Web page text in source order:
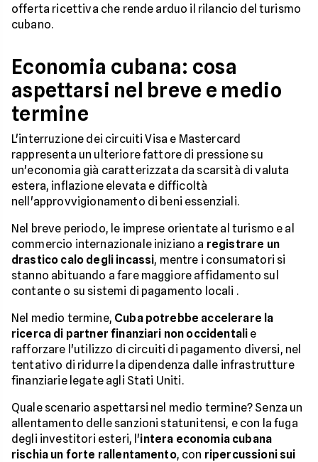
offerta ricettiva che rende arduo il rilancio del turismo
cubano.
Economia cubana: cosa
aspettarsi nel breve e medio
termine
L'interruzione dei circuiti Visa e Mastercard
rappresenta un ulteriore fattore di pressione su
un'economia già caratterizzata da scarsità di valuta
estera, inflazione elevata e difficoltà
nell'approvvigionamento di beni essenziali.
Nel breve periodo, le imprese orientate al turismo e al
commercio internazionale iniziano a registrare un
drastico calo degli incassi, mentre i consumatori si
stanno abituando a fare maggiore affidamento sul
contante o su sistemi di pagamento locali .
Nel medio termine, Cuba potrebbe accelerare la
ricerca di partner finanziari non occidentali e
rafforzare l'utilizzo di circuiti di pagamento diversi, nel
tentativo di ridurre la dipendenza dalle infrastrutture
finanziarie legate agli Stati Uniti.
Quale scenario aspettarsi nel medio termine? Senza un
allentamento delle sanzioni statunitensi, e con la fuga
degli investitori esteri, l'intera economia cubana
rischia un forte rallentamento, con ripercussioni sui